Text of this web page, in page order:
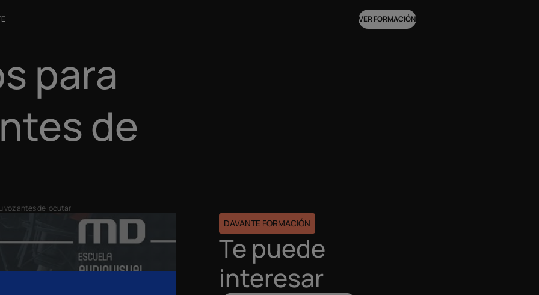
VER FORMACIÓN
para
de
voz antes de locutar
DAVANTE FORMACIÓN
Te puede
interesar